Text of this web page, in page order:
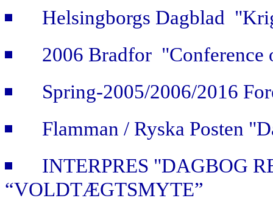
Helsingborgs Dagblad
2006 Bradfor "Conference
Spring-2005/2006/2016
Flamman / Ryska Posten
INTERPRES "DAGBOG
“VOLDTÆGTSMYTE”